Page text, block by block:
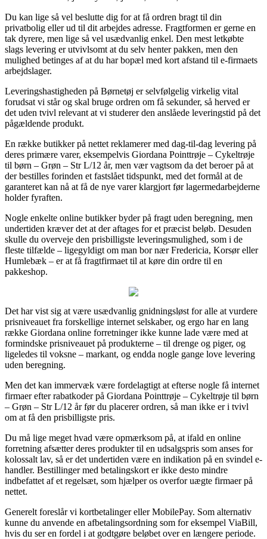
Du kan lige så vel beslutte dig for at få ordren bragt til din
privatbolig eller ud til dit arbejdes adresse. Fragtformen er gerne en
tak dyrere, men lige så vel usædvanlig enkel. Den mest letkøbte
slags levering er utvivlsomt at du selv henter pakken, men den
mulighed betinges af at du har bopæl med kort afstand til e-firmaets
arbejdslager.
Leveringshastigheden på Børnetøj er selvfølgelig virkelig vital
forudsat vi står og skal bruge ordren om få sekunder, så herved er
det uden tvivl relevant at vi studerer den anslåede leveringstid på det
pågældende produkt.
En række butikker på nettet reklamerer med dag-til-dag levering på
deres primære varer, eksempelvis Giordana Pointtrøje – Cykeltrøje
til børn – Grøn – Str L/12 år, men vær vagtsom da det beroer på at
der bestilles forinden et fastslået tidspunkt, med det formål at de
garanteret kan nå at få de nye varer klargjort før lagermedarbejderne
holder fyraften.
Nogle enkelte online butikker byder på fragt uden beregning, men
undertiden kræver det at der aftages for et præcist beløb. Desuden
skulle du overveje den prisbilligste leveringsmulighed, som i de
fleste tilfælde – ligegyldigt om man bor nær Fredericia, Korsør eller
Humlebæk – er at få fragtfirmaet til at køre din ordre til en
pakkeshop.
Det har vist sig at være usædvanlig gnidningsløst for alle at vurdere
prisniveauet fra forskellige internet selskaber, og ergo har en lang
række Giordana online forretninger ikke kunne lade være med at
formindske prisniveauet på produkterne – til drenge og piger, og
ligeledes til voksne – markant, og endda nogle gange love levering
uden beregning.
Men det kan immervæk være fordelagtigt at efterse nogle få internet
firmaer efter rabatkoder på Giordana Pointtrøje – Cykeltrøje til børn
– Grøn – Str L/12 år før du placerer ordren, så man ikke er i tvivl
om at få den prisbilligste pris.
Du må lige meget hvad være opmærksom på, at ifald en online
forretning afsætter deres produkter til en udsalgspris som anses for
kolossalt lav, så er det undertiden være en indikation på en svindel e-
handler. Bestillinger med betalingskort er ikke desto mindre
indbefattet af et regelsæt, som hjælper os overfor uægte firmaer på
nettet.
Generelt foreslår vi kortbetalinger eller MobilePay. Som alternativ
kunne du anvende en afbetalingsordning som for eksempel ViaBill,
hvis du ser en fordel i at godtgøre beløbet over en længere periode.